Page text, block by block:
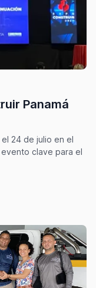
Panamá
24 de julio en el
clave para el